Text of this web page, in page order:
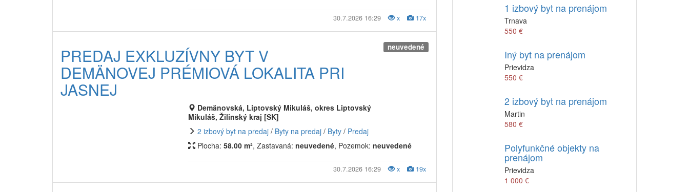
30.7.2026 16:29 x 17x
PREDAJ EXKLUZÍVNY BYT V
DEMÄNOVEJ PRÉMIOVÁ LOKALITA PRI
JASNEJ
neuvedené
Demänovská, Liptovský Mikuláš, okres Liptovský
Mikuláš, Žilinský kraj [SK]
2 izbový byt na predaj / Byty na predaj / Byty / Predaj
Plocha:58.00 m², Zastavaná:neuvedené, Pozemok:neuvedené
30.7.2026 16:29 x 19x
1 izbový byt na prenájom
Trnava
550 €
Iný byt na prenájom
Prievidza
550 €
2 izbový byt na prenájom
Martin
580 €
Polyfunkčné objekty na
prenájom
Prievidza
1 000 €